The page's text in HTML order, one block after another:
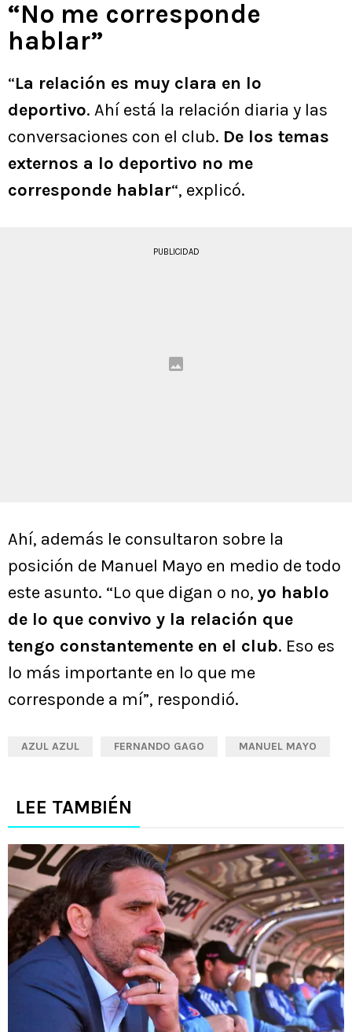
“No me corresponde
hablar”
“La relación es muy clara en lo
deportivo. Ahí está la relación diaria y las
conversaciones con el club. De los temas
externos a lo deportivo no me
corresponde hablar“, explicó.
PUBLICIDAD
Ahí, además le consultaron sobre la
posición de Manuel Mayo en medio de todo
este asunto. “Lo que digan o no, yo hablo
de lo que convivo y la relación que
tengo constantemente en el club. Eso es
lo más importante en lo que me
corresponde a mí”, respondió.
AZUL AZUL FERNANDO GAGO MANUEL MAYO
LEE TAMBIÉN